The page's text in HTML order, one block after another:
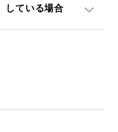
している場合